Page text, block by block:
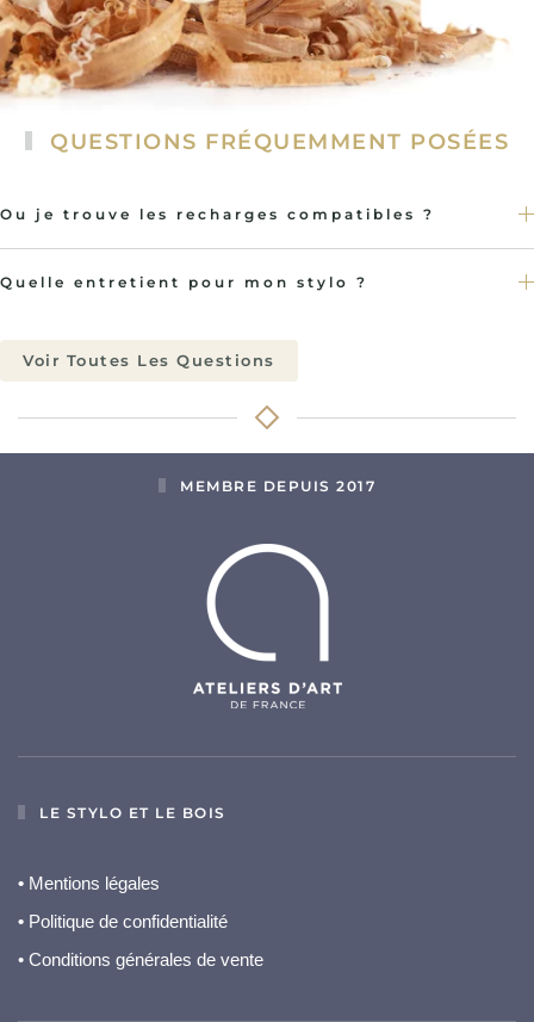
QUESTIONS FRÉQUEMMENT POSÉES
Ou je trouve les recharges compatibles ?
Quelle entretient pour mon stylo ?
Voir Toutes Les Questions
MEMBRE DEPUIS 2017
LE STYLO ET LE BOIS
• Mentions légales
• Politique de confidentialité
• Conditions générales de vente